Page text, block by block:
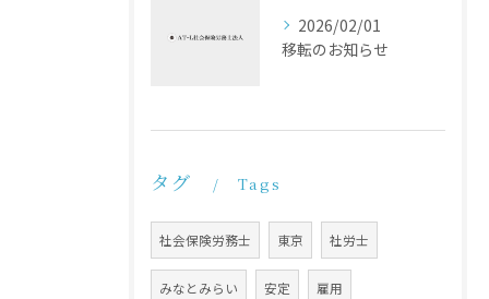
2026/02/01
移転のお知らせ
タグ Tags
社会保険労務士 東京 社労士
みなとみらい 安定 雇用